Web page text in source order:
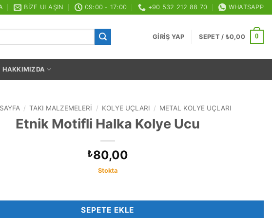
BIZE ULAŞIN 09:00 - 17:00 +90 532 212 88 70 WHATSAPP
GIRIŞ YAP SEPET / ₺0,00 0
HAKKIMIZDA
/ TAKI MALZEMELERI / KOLYE UÇLARI / METAL KOLYE UÇLARI
Etnik Motifli Halka Kolye Ucu
₺80,00
Stokta
Kolye Ucu adet
SEPETE EKLE